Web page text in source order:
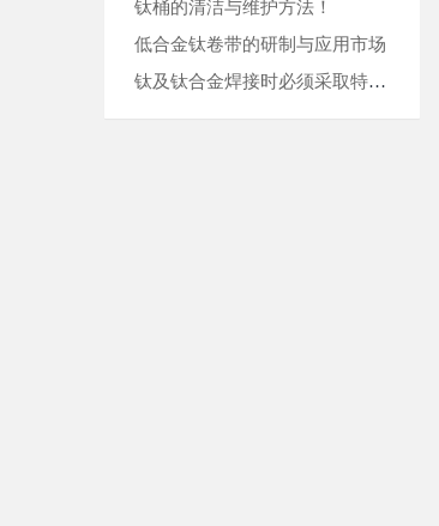
钛桶的清洁与维护方法！
低合金钛卷带的研制与应用市场
钛及钛合金焊接时必须采取特殊的保护措施！